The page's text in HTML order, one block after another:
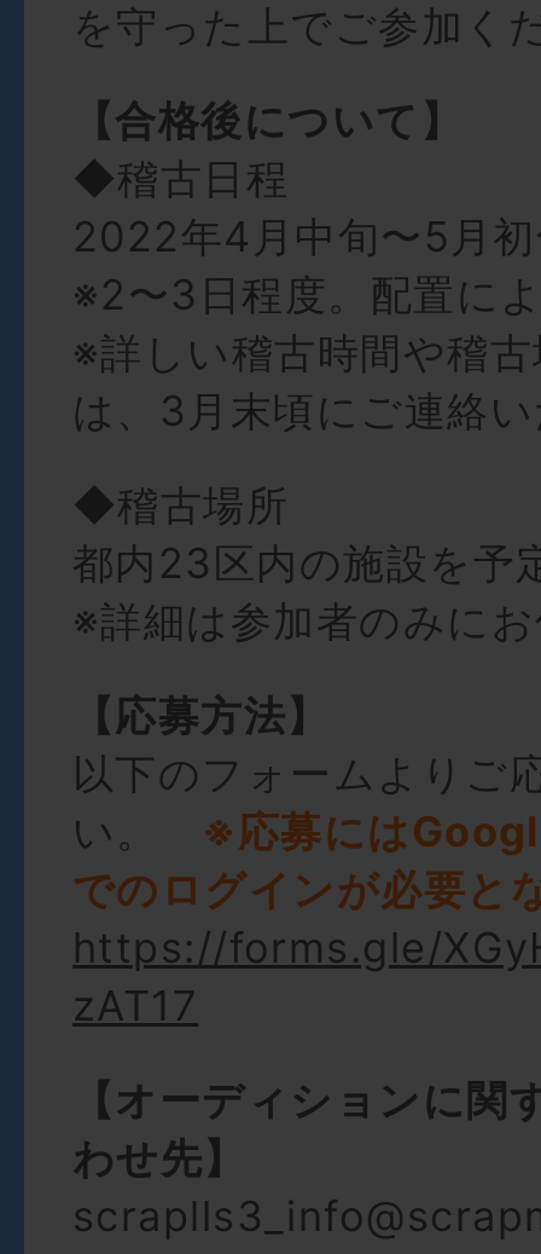
を守った上でご参加く
【合格後について】
◆稽古⽇程
2022年4⽉中旬〜5⽉
※2〜3⽇程度。配置に
※詳しい稽古時間や稽
は、3⽉末頃にご連絡
◆稽古場所
都内23区内の施設を予
※詳細は参加者のみに
【応募⽅法】
以下のフォームよりご
い。 ※応募には
でのログインが必要と
https://forms.gle/
zAT17
【オーディションに関
わせ先】